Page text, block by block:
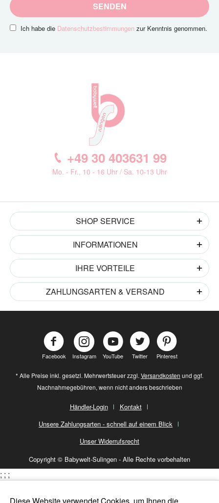
SENDEN
Ich habe die Datenschutzbestimmungen zur Kenntnis genommen.
+49 30 403631 99
Mo. - Fr., 10 - 16 Uhr / Sa. 10-13 Uhr
SHOP SERVICE
INFORMATIONEN
IHRE VORTEILE
ZAHLUNGSARTEN & VERSAND
Facebook Instagram YouTube Twitter Pinterest
* Alle Preise inkl. gesetzl. Mehrwertsteuer zzgl. Versandkosten und ggf.
Nachnahmegebühren, wenn nicht anders beschrieben
Händler-Login
Kontakt
Unsere Zahlungsarten - schnell auf einem Blick
Unser Widerrufsrecht
Copyright © Babywelt-Sulingen - Alle Rechte vorbehalten
; ; ;